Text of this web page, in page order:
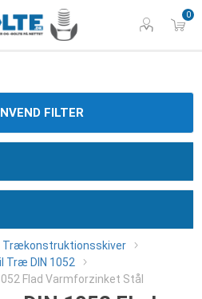
0
Trækonstruktionsskiver
Træ DIN 1052
Flad Varmforzinket Stål
FILTER